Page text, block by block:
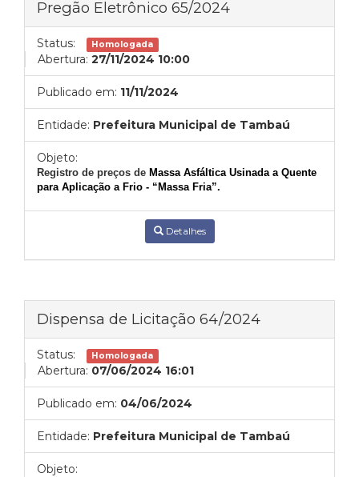
Pregão Eletrônico 65/2024
Status: Homologada
Abertura: 27/11/2024 10:00
Publicado em: 11/11/2024
Entidade: Prefeitura Municipal de Tambaú
Objeto:
Registro de preços de Massa Asfáltica Usinada a Quente
para Aplicação a Frio - “Massa Fria”.
Detalhes
Dispensa de Licitação 64/2024
Status: Homologada
Abertura: 07/06/2024 16:01
Publicado em: 04/06/2024
Entidade: Prefeitura Municipal de Tambaú
Objeto: